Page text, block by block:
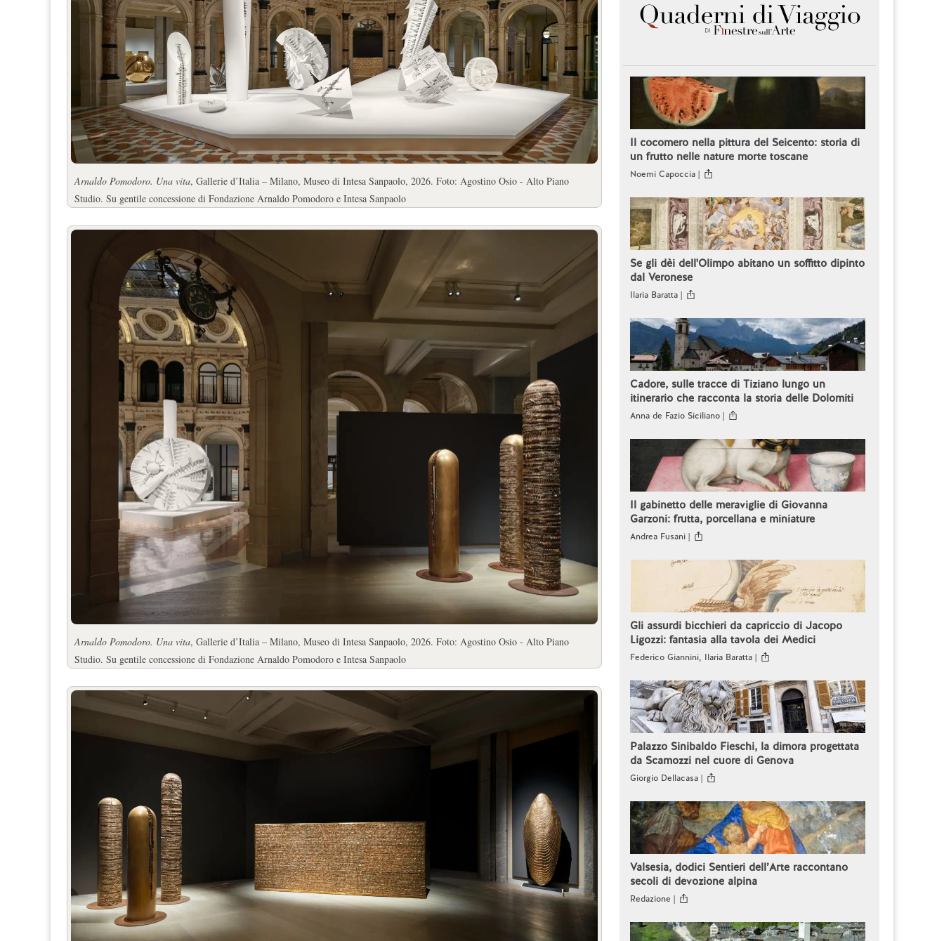
Arnaldo Pomodoro. Una vita, Gallerie d’Italia – Milano, Museo di Intesa Sanpaolo, 2026. Foto: Agostino Osio - Alto Piano
Studio. Su gentile concessione di Fondazione Arnaldo Pomodoro e Intesa Sanpaolo
Arnaldo Pomodoro. Una vita, Gallerie d’Italia – Milano, Museo di Intesa Sanpaolo, 2026. Foto: Agostino Osio - Alto Piano
Studio. Su gentile concessione di Fondazione Arnaldo Pomodoro e Intesa Sanpaolo
Il cocomero nella pittura del Seicento: storia di
un frutto nelle nature morte toscane
Noemi Capoccia |
Se gli dèi dell'Olimpo abitano un soffitto dipinto
dal Veronese
Ilaria Baratta |
Cadore, sulle tracce di Tiziano lungo un
itinerario che racconta la storia delle Dolomiti
Anna de Fazio Siciliano |
Il gabinetto delle meraviglie di Giovanna
Garzoni: frutta, porcellana e miniature
Andrea Fusani |
Gli assurdi bicchieri da capriccio di Jacopo
Ligozzi: fantasia alla tavola dei Medici
Federico Giannini, Ilaria Baratta |
Palazzo Sinibaldo Fieschi, la dimora progettata
da Scamozzi nel cuore di Genova
Giorgio Dellacasa |
Valsesia, dodici Sentieri dell’Arte raccontano
secoli di devozione alpina
Redazione |